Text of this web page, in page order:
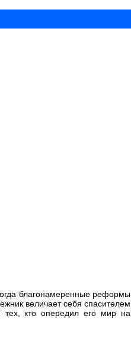
благонамеренные реформы
величает себя спасителем
тех, кто опередил его мир на